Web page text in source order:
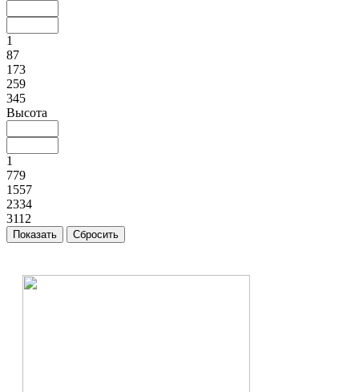
1
87
173
259
345
Высота
1
779
1557
2334
3112